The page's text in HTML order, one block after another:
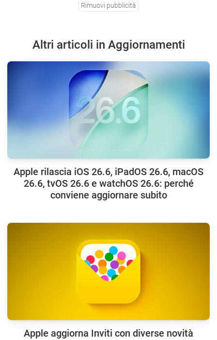
Rimuovi pubblicità
Altri articoli in Aggiornamenti
Apple rilascia iOS 26.6, iPadOS 26.6, macOS
26.6, tvOS 26.6 e watchOS 26.6: perché
conviene aggiornare subito
Apple aggiorna Inviti con diverse novità